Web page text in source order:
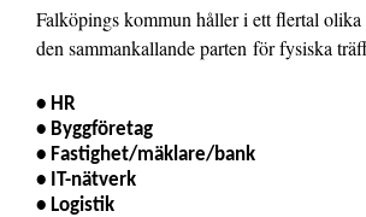
Falköpings kommun håller i ett flertal
den sammankallande parten för fysiska
• HR
• Byggföretag
• Fastighet/mäklare/bank
• IT-nätverk
• Logistik